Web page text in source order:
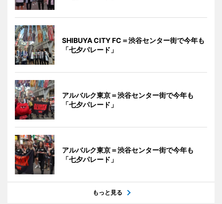
SHIBUYA CITY FC＝渋谷センター街で今年も
「七夕パレード」
アルバルク東京＝渋谷センター街で今年も
「七夕パレード」
アルバルク東京＝渋谷センター街で今年も
「七夕パレード」
もっと見る